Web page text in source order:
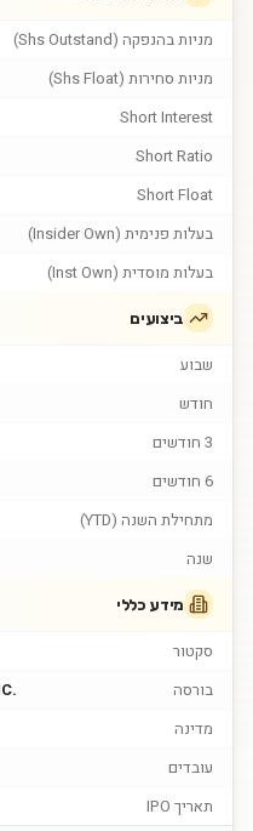
מניות בהנפקה (Shs Outstand)
מניות סחירות (Shs Float)
Short Interest
Short Ratio
Short Float
בעלות פנימית (Insider Own)
בעלות מוסדית (Inst Own)
ביצועים
שבוע
חודש
3 חודשים
6 חודשים
מתחילת השנה (YTD)
שנה
מידע כללי
סקטור
בורסה
מדינה
עובדים
תאריך IPO